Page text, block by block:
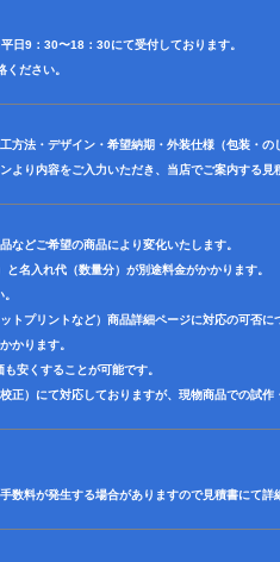
9：30〜18：30にて受付しております。
ださい。
法・デザイン・希望納期・外装仕様（包装・の
り内容をご入力いただき、当店でご案内する見
などご希望の商品により変化いたします。
名入れ代（数量分）が別途料金がかかります。
プリントなど）商品詳細ページに対応の可否に
かります。
安くすることが可能です。
）にて対応しておりますが、現物商品での試作
料が発生する場合がありますので見積書にて詳